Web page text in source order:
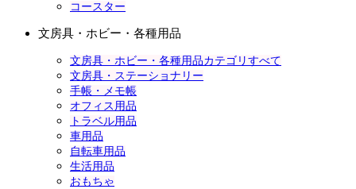
コースター
文房具・ホビー・各種用品
文房具・ホビー・各種用品カテゴリすべて
文房具・ステーショナリー
手帳・メモ帳
オフィス用品
トラベル用品
車用品
自転車用品
生活用品
おもちゃ